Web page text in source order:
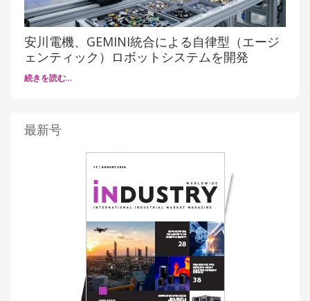
安川電機、GEMINI統合による自律型（エージ
ェンティック）ロボットシステムを開発
続きを読む…
最新号